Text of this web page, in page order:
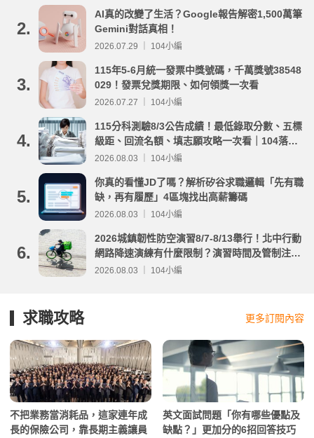
2.
AI真的改變了生活？Google報告解密1,500萬筆
Gemini對話真相！
2026.07.29 ｜ 104小編
3.
115年5-6月統一發票中獎號碼，千萬獎號38548
029！發票兌獎期限、如何領獎一次看
2026.07.27 ｜ 104小編
4.
115分科測驗8/3公告成績！最低錄取分數、五標
級距、回流名額、填志願攻略一次看｜104落點
分析
2026.08.03 ｜ 104小編
5.
你真的看懂JD了嗎？解析矽谷求職邏輯「先有職
缺，再有履歷」4區塊找出高薪籌碼
2026.08.03 ｜ 104小編
6.
2026城鎮韌性防空演習8/7-8/13舉行！北中行動
網路降速演練有什麼限制？演習時間及管制注意
事項整理
2026.08.03 ｜ 104小編
求職攻略 更多訂閱內容
不把業務當消耗品，這家連年成
長的保險公司，靠長期主義讓員
英文面試問題「你有哪些優點及
缺點？」更加分的6招回答技巧